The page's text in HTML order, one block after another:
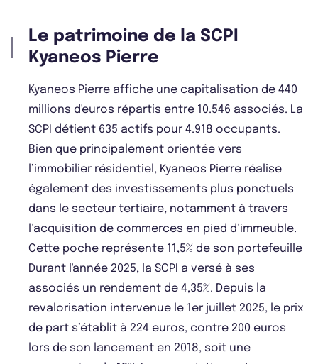
Le patrimoine de la SCPI
Kyaneos Pierre
Kyaneos Pierre affiche une capitalisation de 440
millions d'euros répartis entre 10.546 associés. La
SCPI détient 635 actifs pour 4.918 occupants.
Bien que principalement orientée vers
l’immobilier résidentiel, Kyaneos Pierre réalise
également des investissements plus ponctuels
dans le secteur tertiaire, notamment à travers
l’acquisition de commerces en pied d’immeuble.
Cette poche représente 11,5% de son portefeuille
Durant l'année 2025, la SCPI a versé à ses
associés un rendement de 4,35%. Depuis la
revalorisation intervenue le 1er juillet 2025, le prix
de part s’établit à 224 euros, contre 200 euros
lors de son lancement en 2018, soit une